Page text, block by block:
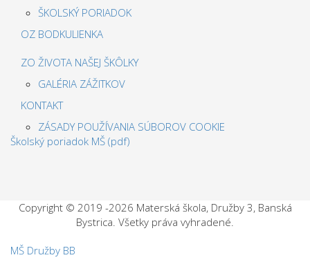
ŠKOLSKÝ PORIADOK
OZ BODKULIENKA
ZO ŽIVOTA NAŠEJ ŠKÔLKY
GALÉRIA ZÁŽITKOV
KONTAKT
ZÁSADY POUŽÍVANIA SÚBOROV COOKIE
Školský poriadok MŠ (pdf)
Copyright © 2019 -2026 Materská škola, Družby 3, Banská
Bystrica. Všetky práva vyhradené.
MŠ Družby BB